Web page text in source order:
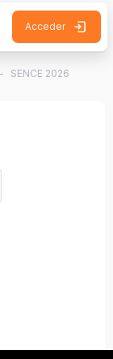
Acceder
SENCE 2026
cursos